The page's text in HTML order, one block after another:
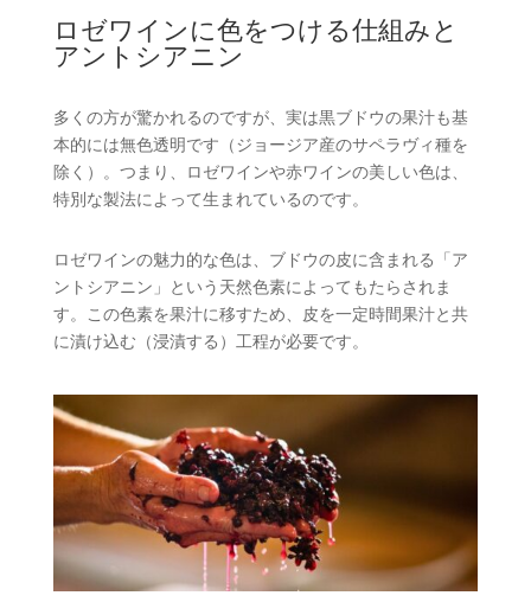
ロゼワインに色をつける仕組みと
アントシアニン
多くの方が驚かれるのですが、実は黒ブドウの果汁も基
本的には無色透明です（ジョージア産のサペラヴィ種を
除く）。つまり、ロゼワインや赤ワインの美しい色は、
特別な製法によって生まれているのです。
ロゼワインの魅力的な色は、ブドウの皮に含まれる「ア
ントシアニン」という天然色素によってもたらされま
す。この色素を果汁に移すため、皮を一定時間果汁と共
に漬け込む（浸漬する）工程が必要です。